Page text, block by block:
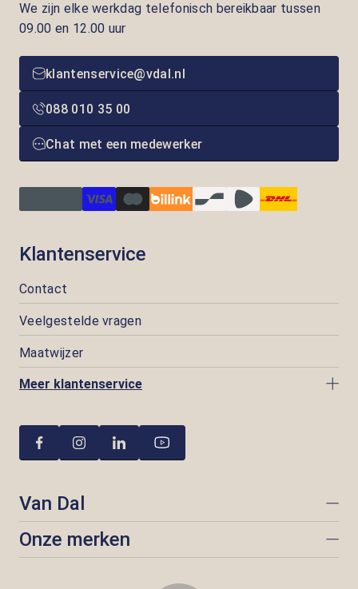
We zijn elke werkdag telefonisch bereikbaar tussen
09.00 en 12.00 uur
klantenservice@vdal.nl
088 010 35 00
Chat met een medewerker
Klantenservice
Contact
Veelgestelde vragen
Maatwijzer
Meer klantenservice
Van Dal
Onze merken